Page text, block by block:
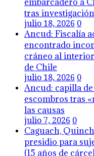
tras
julio 18, 2026 0
Ancud: Fiscalía
encontrado
cráneo al
de Chile
julio 18, 2026 0
Ancud: capilla
escombros tras
las causas
julio 7, 2026 0
Caguach,
presidio para
(15 años de